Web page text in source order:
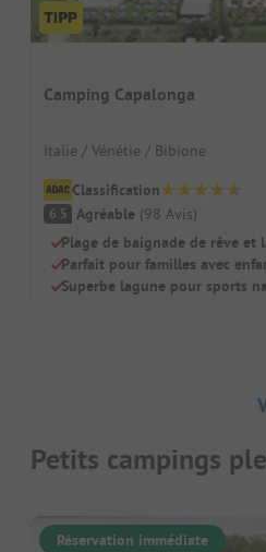
Camping Capalonga
Italie / Vénétie / Bibione
Classification
6.5 Agréable (98 Avis)
Plage de baignade de rêve et
Parfait pour familles avec
Superbe lagune pour sports
Petits campings
Réservation immédiate